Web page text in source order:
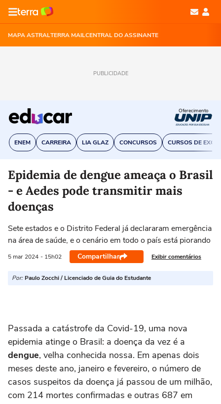
MAPA ASTRALTERRA MAILCENTRAL DO ASSINANTE
PUBLICIDADE
ENEM CARREIRA LIA GLAZ CONCURSOS CURSOS DE EXCEL
Oferecimento
Epidemia de dengue ameaça o Brasil
- e Aedes pode transmitir mais
doenças
Sete estados e o Distrito Federal já declararam emergência
na área de saúde, e o cenário em todo o país está piorando
5 mar 2024 - 15h02 Compartilhar Exibir comentários
Por: Paulo Zocchi / Licenciado de Guia do Estudante
Passada a catástrofe da Covid-19, uma nova
epidemia atinge o Brasil: a doença da vez é a
dengue, velha conhecida nossa. Em apenas dois
meses deste ano, janeiro e fevereiro, o número de
casos suspeitos da doença já passou de um milhão,
com 214 mortes confirmadas e outras 687 em